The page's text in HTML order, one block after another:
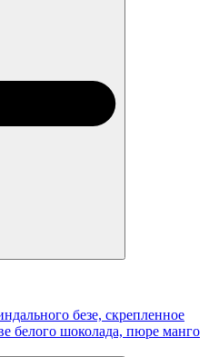
безе, скрепленное
белого шоколада, пюре манго